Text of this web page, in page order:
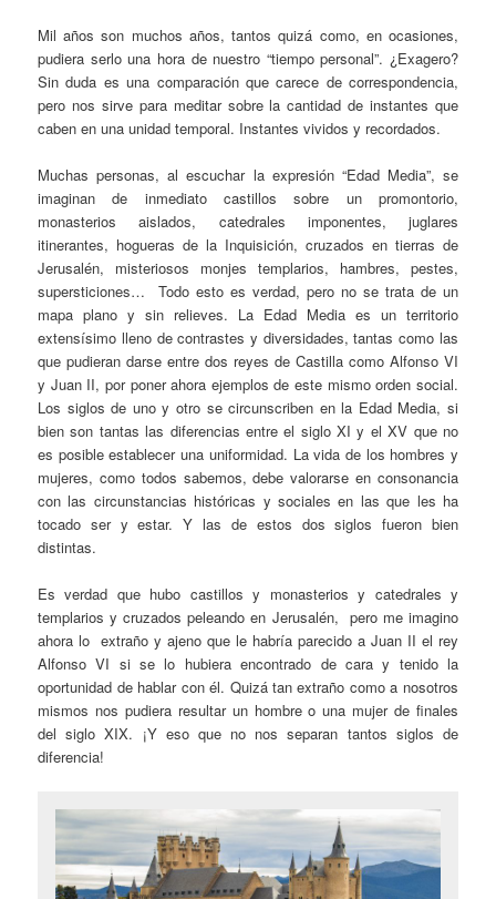
Mil años son muchos años, tantos quizá como, en ocasiones,
pudiera serlo una hora de nuestro “tiempo personal”. ¿Exagero?
Sin duda es una comparación que carece de correspondencia,
pero nos sirve para meditar sobre la cantidad de instantes que
caben en una unidad temporal. Instantes vividos y recordados.
Muchas personas, al escuchar la expresión “Edad Media”, se
imaginan de inmediato castillos sobre un promontorio,
monasterios aislados, catedrales imponentes, juglares
itinerantes, hogueras de la Inquisición, cruzados en tierras de
Jerusalén, misteriosos monjes templarios, hambres, pestes,
supersticiones… Todo esto es verdad, pero no se trata de un
mapa plano y sin relieves. La Edad Media es un territorio
extensísimo lleno de contrastes y diversidades, tantas como las
que pudieran darse entre dos reyes de Castilla como Alfonso VI
y Juan II, por poner ahora ejemplos de este mismo orden social.
Los siglos de uno y otro se circunscriben en la Edad Media, si
bien son tantas las diferencias entre el siglo XI y el XV que no
es posible establecer una uniformidad. La vida de los hombres y
mujeres, como todos sabemos, debe valorarse en consonancia
con las circunstancias históricas y sociales en las que les ha
tocado ser y estar. Y las de estos dos siglos fueron bien
distintas.
Es verdad que hubo castillos y monasterios y catedrales y
templarios y cruzados peleando en Jerusalén, pero me imagino
ahora lo extraño y ajeno que le habría parecido a Juan II el rey
Alfonso VI si se lo hubiera encontrado de cara y tenido la
oportunidad de hablar con él. Quizá tan extraño como a nosotros
mismos nos pudiera resultar un hombre o una mujer de finales
del siglo XIX. ¡Y eso que no nos separan tantos siglos de
diferencia!